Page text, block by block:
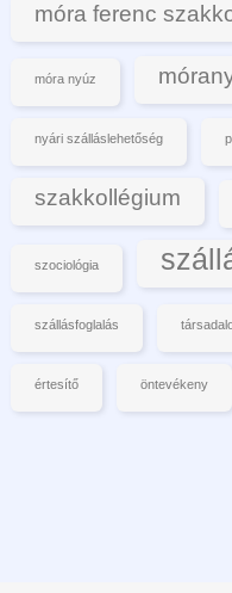
móra ferenc
móra nyúz
nyári szálláslehetőség
szakkollégium
szociológia
szállásfoglalás
értesítő öntevékeny